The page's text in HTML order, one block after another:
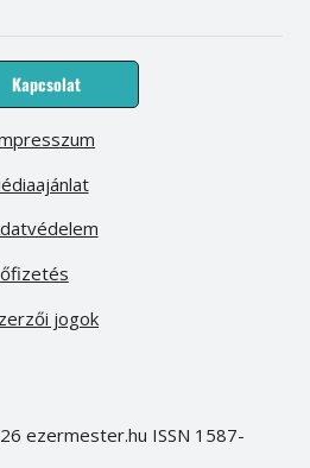
Kapcsolat
jogok
ezermester.hu ISSN 1587-